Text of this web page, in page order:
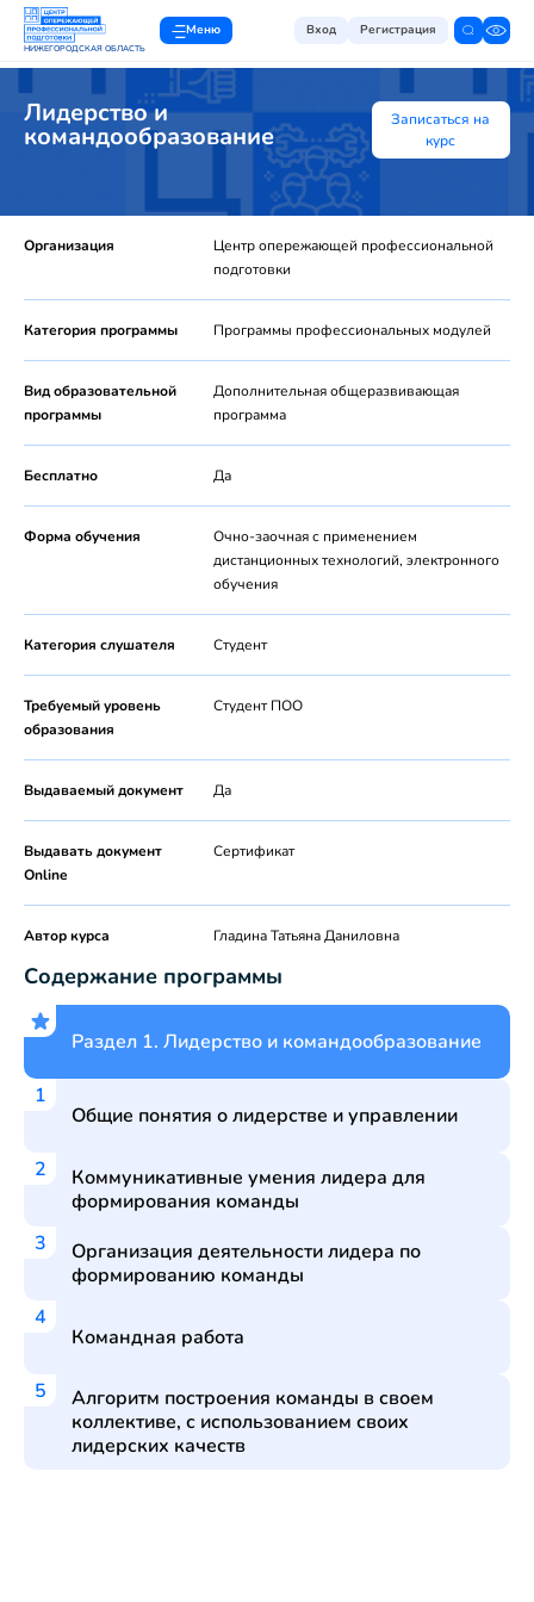
НИЖЕГОРОДСКАЯ ОБЛАСТЬ
Меню Вход Регистрация
Лидерство и
командообразование
Записаться на
курс
Организация
Центр опережающей профессиональной
подготовки
Категория программы Программы профессиональных модулей
Вид образовательной
программы
Дополнительная общеразвивающая
программа
Бесплатно Да
Форма обучения
Очно-заочная с применением
дистанционных технологий, электронного
обучения
Категория слушателя Студент
Требуемый уровень
образования
Студент ПОО
Выдаваемый документ Да
Выдавать документ
Online
Сертификат
Автор курса Гладина Татьяна Даниловна
Содержание программы
Раздел 1. Лидерство и командообразование
Общие понятия о лидерстве и управлении
Коммуникативные умения лидера для
формирования команды
Организация деятельности лидера по
формированию команды
Командная работа
Алгоритм построения команды в своем
коллективе, с использованием своих
лидерских качеств